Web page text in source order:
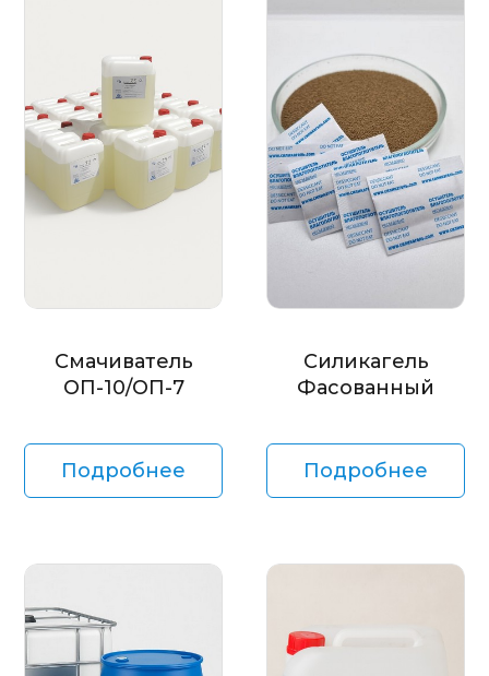
Смачиватель
ОП-10/ОП-7
Подробнее
Силикагель
Фасованный
Подробнее